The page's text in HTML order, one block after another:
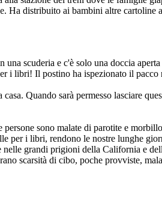
Ha distribuito ai bambini altre
una scuderia e c'è solo una doccia
i libri! Il postino ha ispezionato il
Quando sarà permesso lasciare
persone sono malate di parotite e
per i libri, rendono le nostre lunghe
grandi prigioni della California e
scarsità di cibo, poche provviste,